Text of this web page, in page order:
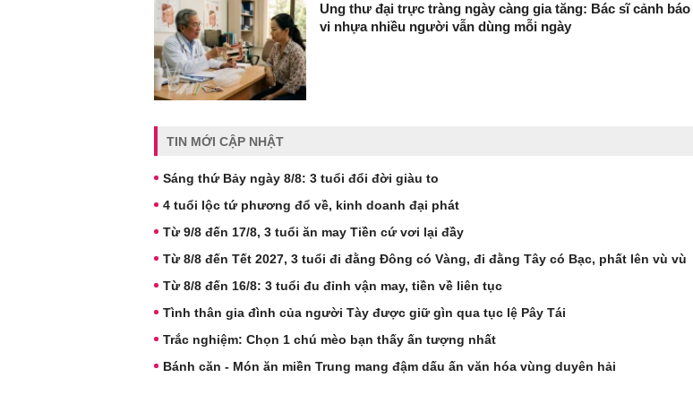
Ung thư đại trực tràng ngày càng gia tăng: Bác sĩ cảnh
vi nhựa nhiều người vẫn dùng mỗi ngày
TIN MỚI CẬP NHẬT
Sáng thứ Bảy ngày 8/8: 3 tuổi đổi đời giàu to
4 tuổi lộc tứ phương đổ về, kinh doanh đại phát
Từ 9/8 đến 17/8, 3 tuổi ăn may Tiền cứ vơi lại đầy
Từ 8/8 đến Tết 2027, 3 tuổi đi đằng Đông có Vàng, đi đằng Tây có Bạc, phất lên vù vù
Từ 8/8 đến 16/8: 3 tuổi đu đỉnh vận may, tiền về liên tục
Tình thân gia đình của người Tày được giữ gìn qua tục lệ Pây Tái
Trắc nghiệm: Chọn 1 chú mèo bạn thấy ấn tượng nhất
Bánh căn - Món ăn miền Trung mang đậm dấu ấn văn hóa vùng duyên hải